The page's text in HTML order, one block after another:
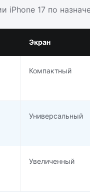
iPhone 17 по
Экран
Компактный
Универсальный
Увеличенный